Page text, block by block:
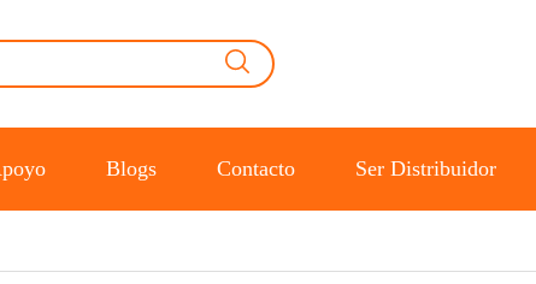
Blogs Contacto Ser Distribuidor